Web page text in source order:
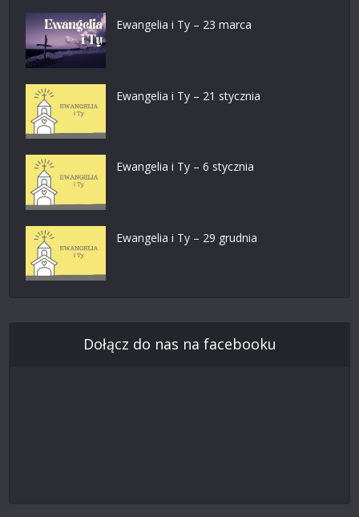
Ewangelia i Ty – 23 marca
Ewangelia i Ty – 21 stycznia
Ewangelia i Ty – 6 stycznia
Ewangelia i Ty – 29 grudnia
Dołącz do nas na facebooku